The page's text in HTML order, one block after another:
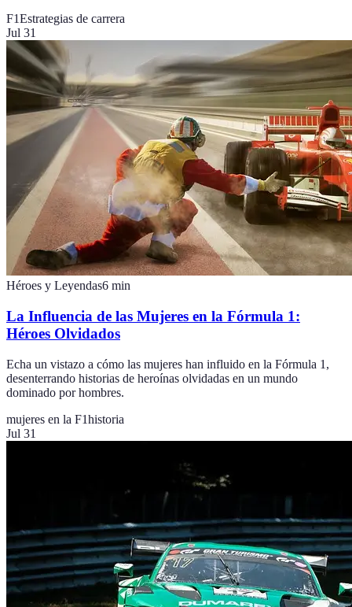
F1Estrategias de carrera
Jul 31
Héroes y Leyendas6 min
La Influencia de las Mujeres en la Fórmula 1:
Héroes Olvidados
Echa un vistazo a cómo las mujeres han influido en la Fórmula 1,
desenterrando historias de heroínas olvidadas en un mundo
dominado por hombres.
mujeres en la F1historia
Jul 31